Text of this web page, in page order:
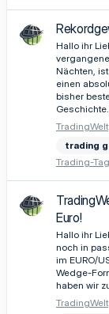
Hallo ihr
Nächten,
einen
bisher
TradingWelt
trading
Trading-
Euro!
Hallo ihr
noch in
im EURO/
Wedge-
haben wir
TradingWelt